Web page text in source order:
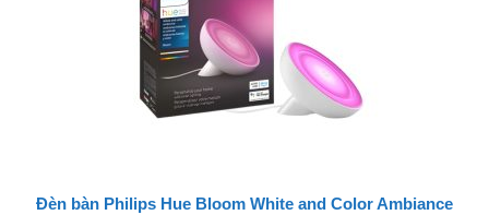
Đèn bàn Philips Hue Bloom White and Color Ambiance